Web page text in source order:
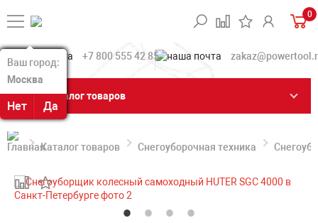
Ваш город:
Москва
Нет Да
Ваш город:
Москва
Нет Да
0
+7 800 555 42 85
Каталог товаров
Каталог товаров Снегоуборочная техника